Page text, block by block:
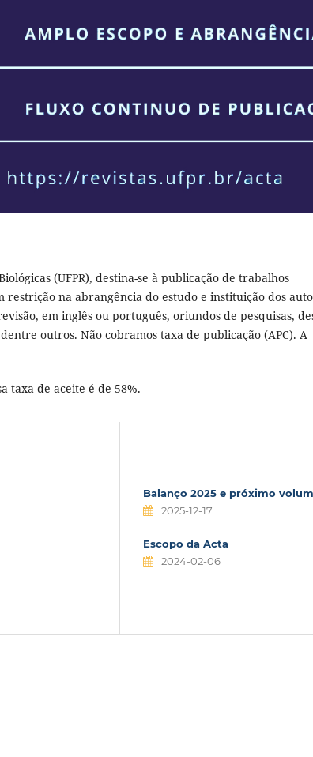
(UFPR), destina-se à publicação de trabalhos
restrição na abrangência do estudo e instituição dos
em inglês ou português, oriundos de pesquisas,
outros. Não cobramos taxa de publicação (APC). A
taxa de aceite é de 58%.
Balanço 2025 e próximo
2025-12-17
Escopo da Acta
2024-02-06